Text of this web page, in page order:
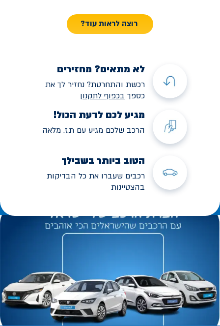
רוצה לראות עוד?
לא מתאים? מחזירים
רכשת והתחרטת? נחזיר לך את
כספך בכפוף לתקנון
מגיע לכם לדעת הכול!
הרכב שלכם מגיע עם ת.ז. מלאה
הטוב ביותר בשבילך
רכבים שעברו את כל הבדיקות
בהצטיינות